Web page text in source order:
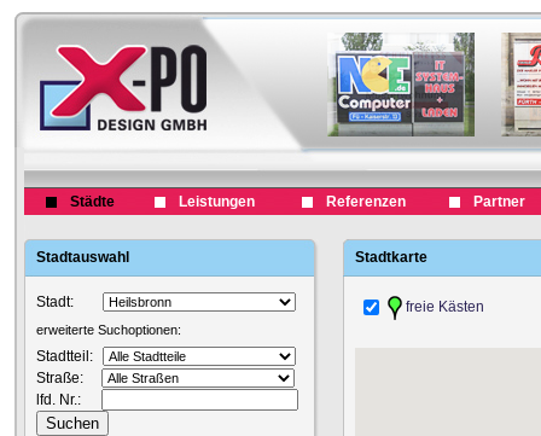
Städte Leistungen Referenzen Partner
Stadtauswahl
Stadt:
erweiterte Suchoptionen:
Stadtteil:
Straße:
lfd. Nr.:
Stadtkarte
freie Kästen